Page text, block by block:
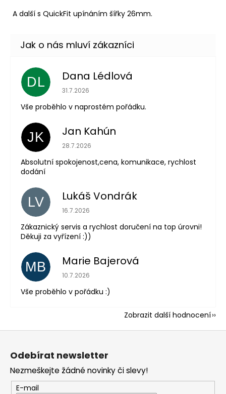
A další s QuickFit upínáním šířky 26mm.
DL Dana Lédlová
Hodnocení obchodu je 5 z 5 hvězdiček.
31.7.2026
Vše proběhlo v naprostém pořádku.
JK Jan Kahún
Hodnocení obchodu je 5 z 5 hvězdiček.
28.7.2026
Absolutní spokojenost,cena, komunikace, rychlost
dodání
LV Lukáš Vondrák
Hodnocení obchodu je 5 z 5 hvězdiček.
16.7.2026
Zákaznický servis a rychlost doručení na top úrovni!
Děkuji za vyřízení :))
MB Marie Bajerová
Hodnocení obchodu je 5 z 5 hvězdiček.
10.7.2026
Vše proběhlo v pořádku :)
Zobrazit další hodnocení
Z
Odebírat newsletter
Nezmeškejte žádné novinky či slevy!
E-mail